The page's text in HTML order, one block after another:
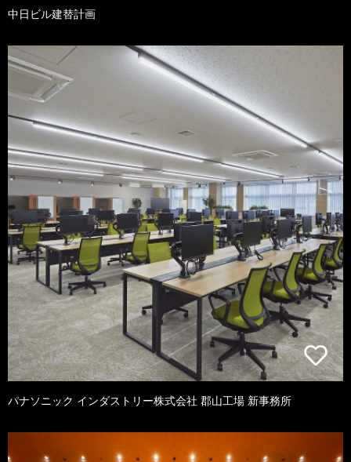
中日ビル建替計画
パナソニック インダストリー株式会社 郡山工場 新事務所